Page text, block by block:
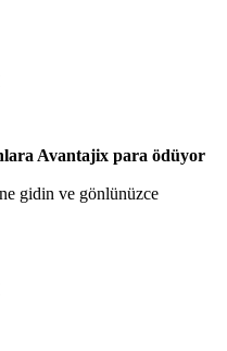
Avantajix para ödüyor
gidin ve gönlünüzce